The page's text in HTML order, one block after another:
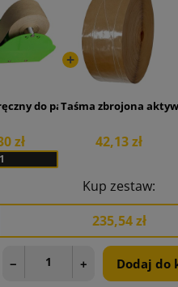
do papierowej taśmy
zł
Taśma zbrojona
42,13 zł
Kup zestaw:
235,54 zł
− + Dodaj do